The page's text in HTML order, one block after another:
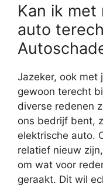
Kan ik met
auto
Jazeker, ook met
gewoon terecht
diverse redenen
ons bedrijf bent,
elektrische auto.
relatief nieuw
om wat voor
geraakt. Dit wil